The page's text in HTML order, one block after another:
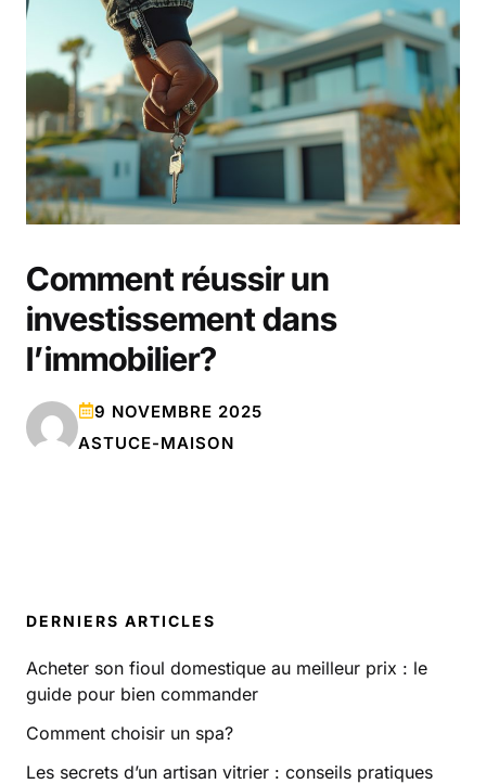
DERNIERS ARTICLES
Acheter son fioul domestique au meilleur prix : le
guide pour bien commander
Comment choisir un spa?
Les secrets d’un artisan vitrier : conseils pratiques
Comment réussir un
investissement dans
l’immobilier?
9 NOVEMBRE 2025
ASTUCE-MAISON